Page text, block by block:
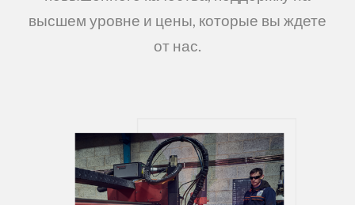
высшем уровне и цены, которые вы ждете
от нас.